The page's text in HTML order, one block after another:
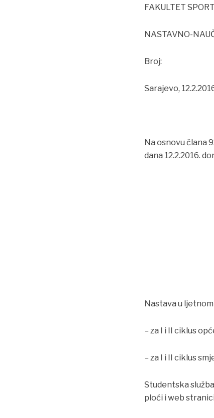
FAKULTET
NASTAVNO-
Broj:
Sarajevo,
Na osnovu člana
dana
Nastava u
– za I i II ciklus
– za I i II ciklus
Studentska
ploći i web